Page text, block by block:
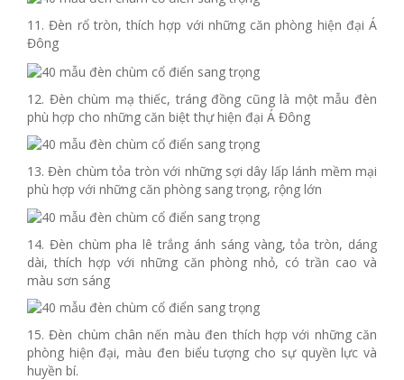
11. Đèn rổ tròn, thích hợp với những căn phòng hiện đại Á
Đông
12. Đèn chùm mạ thiếc, tráng đồng cũng là một mẫu đèn
phù hợp cho những căn biệt thự hiện đại Á Đông
13. Đèn chùm tỏa tròn với những sợi dây lấp lánh mềm mại
phù hợp với những căn phòng sang trọng, rộng lớn
14. Đèn chùm pha lê trắng ánh sáng vàng, tỏa tròn, dáng
dài, thích hợp với những căn phòng nhỏ, có trần cao và
màu sơn sáng
15. Đèn chùm chân nến màu đen thích hợp với những căn
phòng hiện đại, màu đen biểu tượng cho sự quyền lực và
huyền bí.